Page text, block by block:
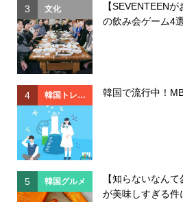
3 文化
【SEVENTEEN
の飲み会ゲーム4
4 韓国トレン
ド
韓国で流行中！
5 韓国グルメ
【知らないなん
が美味しすぎる件